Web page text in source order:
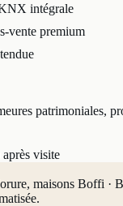
intégrale
vente premium
patrimoniales,
visite
maisons Boffi ·